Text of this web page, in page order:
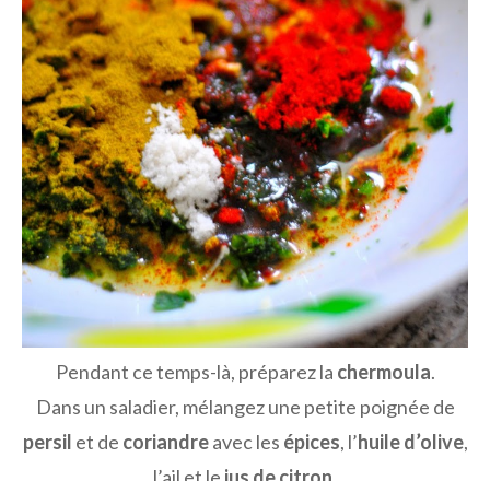
Pendant ce temps-là, préparez la chermoula.
Dans un saladier, mélangez une petite poignée de
persil et de coriandreavec les épices, l’huile d’olive,
l’ail et le jus de citron.